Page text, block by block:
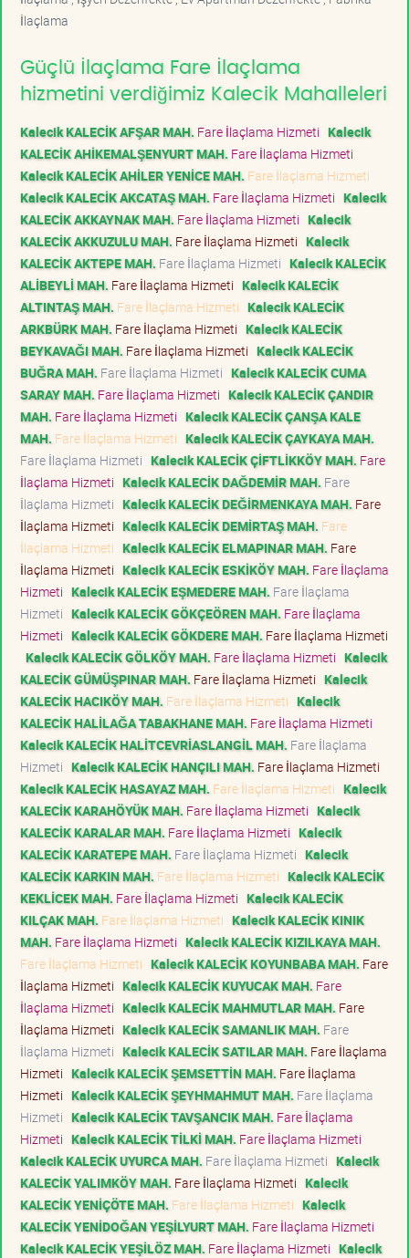
İlaçlama
Güçlü İlaçlama Fare İlaçlama
hizmetini verdiğimiz Kalecik Mahalleleri
Kalecik KALECİK AFŞAR MAH. Fare İlaçlama Hizmeti Kalecik
KALECİK AHİKEMALŞENYURT MAH. Fare İlaçlama Hizmeti
Kalecik KALECİK AHİLER YENİCE MAH. Fare İlaçlama Hizmeti
Kalecik KALECİK AKCATAŞ MAH. Fare İlaçlama Hizmeti Kalecik
KALECİK AKKAYNAK MAH. Fare İlaçlama Hizmeti Kalecik
KALECİK AKKUZULU MAH. Fare İlaçlama Hizmeti Kalecik
KALECİK AKTEPE MAH. Fare İlaçlama Hizmeti Kalecik KALECİK
ALİBEYLİ MAH. Fare İlaçlama Hizmeti Kalecik KALECİK
ALTINTAŞ MAH. Fare İlaçlama Hizmeti Kalecik KALECİK
ARKBÜRK MAH. Fare İlaçlama Hizmeti Kalecik KALECİK
BEYKAVAĞI MAH. Fare İlaçlama Hizmeti Kalecik KALECİK
BUĞRA MAH. Fare İlaçlama Hizmeti Kalecik KALECİK CUMA
SARAY MAH. Fare İlaçlama Hizmeti Kalecik KALECİK ÇANDIR
MAH. Fare İlaçlama Hizmeti Kalecik KALECİK ÇANŞA KALE
MAH. Fare İlaçlama Hizmeti Kalecik KALECİK ÇAYKAYA MAH.
Fare İlaçlama Hizmeti Kalecik KALECİK ÇİFTLİKKÖY MAH. Fare
İlaçlama Hizmeti Kalecik KALECİK DAĞDEMİR MAH. Fare
İlaçlama Hizmeti Kalecik KALECİK DEĞİRMENKAYA MAH. Fare
İlaçlama Hizmeti Kalecik KALECİK DEMİRTAŞ MAH. Fare
İlaçlama Hizmeti Kalecik KALECİK ELMAPINAR MAH. Fare
İlaçlama Hizmeti Kalecik KALECİK ESKİKÖY MAH. Fare İlaçlama
Hizmeti Kalecik KALECİK EŞMEDERE MAH. Fare İlaçlama
Hizmeti Kalecik KALECİK GÖKÇEÖREN MAH. Fare İlaçlama
Hizmeti Kalecik KALECİK GÖKDERE MAH. Fare İlaçlama Hizmeti
Kalecik KALECİK GÖLKÖY MAH. Fare İlaçlama Hizmeti Kalecik
KALECİK GÜMÜŞPINAR MAH. Fare İlaçlama Hizmeti Kalecik
KALECİK HACIKÖY MAH. Fare İlaçlama Hizmeti Kalecik
KALECİK HALİLAĞA TABAKHANE MAH. Fare İlaçlama Hizmeti
Kalecik KALECİK HALİTCEVRİASLANGİL MAH. Fare İlaçlama
Hizmeti Kalecik KALECİK HANÇILI MAH. Fare İlaçlama Hizmeti
Kalecik KALECİK HASAYAZ MAH. Fare İlaçlama Hizmeti Kalecik
KALECİK KARAHÖYÜK MAH. Fare İlaçlama Hizmeti Kalecik
KALECİK KARALAR MAH. Fare İlaçlama Hizmeti Kalecik
KALECİK KARATEPE MAH. Fare İlaçlama Hizmeti Kalecik
KALECİK KARKIN MAH. Fare İlaçlama Hizmeti Kalecik KALECİK
KEKLİCEK MAH. Fare İlaçlama Hizmeti Kalecik KALECİK
KILÇAK MAH. Fare İlaçlama Hizmeti Kalecik KALECİK KINIK
MAH. Fare İlaçlama Hizmeti Kalecik KALECİK KIZILKAYA MAH.
Fare İlaçlama Hizmeti Kalecik KALECİK KOYUNBABA MAH. Fare
İlaçlama Hizmeti Kalecik KALECİK KUYUCAK MAH. Fare
İlaçlama Hizmeti Kalecik KALECİK MAHMUTLAR MAH. Fare
İlaçlama Hizmeti Kalecik KALECİK SAMANLIK MAH. Fare
İlaçlama Hizmeti Kalecik KALECİK SATILAR MAH. Fare İlaçlama
Hizmeti Kalecik KALECİK ŞEMSETTİN MAH. Fare İlaçlama
Hizmeti Kalecik KALECİK ŞEYHMAHMUT MAH. Fare İlaçlama
Hizmeti Kalecik KALECİK TAVŞANCIK MAH. Fare İlaçlama
Hizmeti Kalecik KALECİK TİLKİ MAH. Fare İlaçlama Hizmeti
Kalecik KALECİK UYURCA MAH. Fare İlaçlama Hizmeti Kalecik
KALECİK YALIMKÖY MAH. Fare İlaçlama Hizmeti Kalecik
KALECİK YENİÇÖTE MAH. Fare İlaçlama Hizmeti Kalecik
KALECİK YENİDOĞAN YEŞİLYURT MAH. Fare İlaçlama Hizmeti
Kalecik KALECİK YEŞİLÖZ MAH. Fare İlaçlama Hizmeti Kalecik